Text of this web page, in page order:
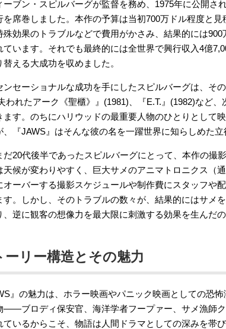
ーブン・スピルバーグが監督を務め、1975年に公開さ
を席巻しました。本作の予算は当初700万ドル程度と
殊効果のトラブルなどで費用がかさみ、結果的には
ています。それでも最終的には全世界で興行収入4億
替える大成功を収めました。
ンセーショナルな成功を手にしたスピルバーグは、そ
われたアーク《聖櫃》』(1981)、『E.T.』(1982)など
ます。のちにハリウッドの最重要人物のひとりとして
、『JAWS』はそんな彼の名を一躍世界に知らしめた立
だ20代後半であったスピルバーグにとって、本作の撮
天候が変わりやすく、巨大サメのアニマトロニクス（
オーバーする撮影スケジュールや制作費にスタッフや
す。しかし、そのトラブルの数々が、結果的にはサメ
、逆に観客の想像力を最大限に刺激する効果を生んだの
ーリー構造とその魅力
』の魅力は、ホラー映画やパニック映画としての恐
——ブロディ保安官、海洋学者フープァー、サメ漁師
ているからこそ、物語は人間ドラマとしての深みを帯